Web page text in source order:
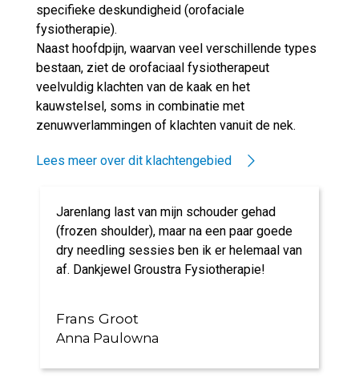
specifieke deskundigheid (orofaciale
fysiotherapie).
Naast hoofdpijn, waarvan veel verschillende types
bestaan, ziet de orofaciaal fysiotherapeut
veelvuldig klachten van de kaak en het
kauwstelsel, soms in combinatie met
zenuwverlammingen of klachten vanuit de nek.
Lees meer over dit klachtengebied
Jarenlang last van mijn schouder gehad
(frozen shoulder), maar na een paar goede
dry needling sessies ben ik er helemaal van
af. Dankjewel Groustra Fysiotherapie!
Frans Groot
Anna Paulowna